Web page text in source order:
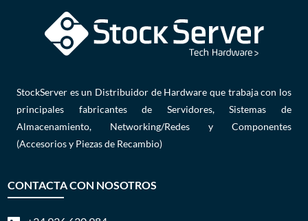
StockServer es un Distribuidor de Hardware que trabaja con los
principales fabricantes de Servidores, Sistemas de
Almacenamiento, Networking/Redes y Componentes
(Accesorios y Piezas de Recambio)
CONTACTA CON NOSOTROS